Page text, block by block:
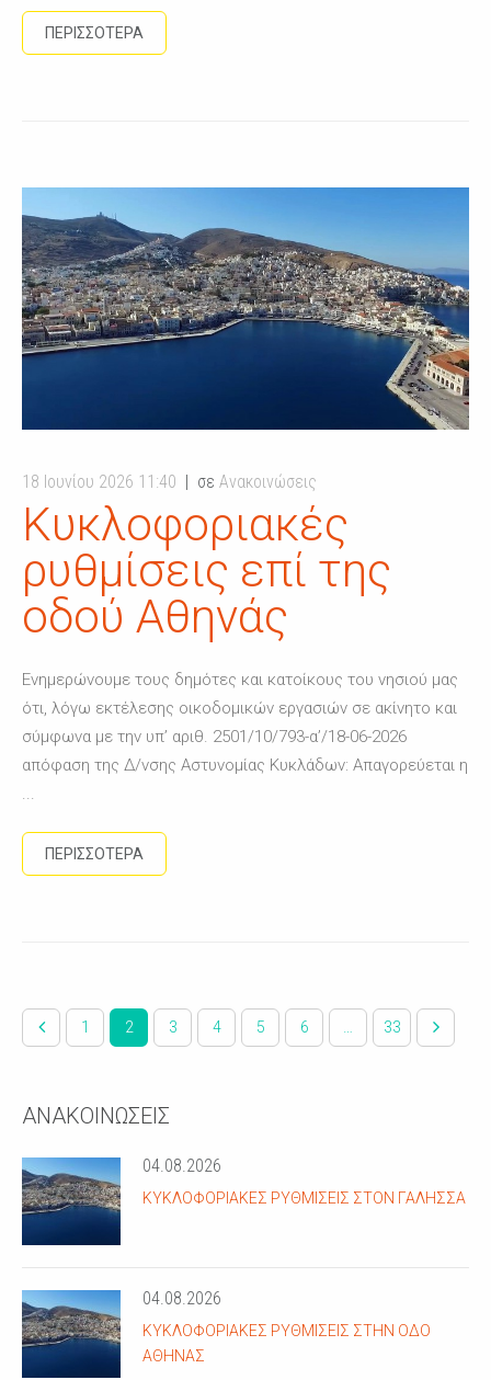
ΠΕΡΙΣΣΟΤΕΡΑ
18 Ιουνίου 2026 11:40 σε Ανακοινώσεις
Κυκλοφοριακές
ρυθμίσεις επί της
οδού Αθηνάς
Ενημερώνουμε τους δημότες και κατοίκους του νησιού μας
ότι, λόγω εκτέλεσης οικοδομικών εργασιών σε ακίνητο και
σύμφωνα με την υπ’ αριθ. 2501/10/793-α’/18-06-2026
απόφαση της Δ/νσης Αστυνομίας Κυκλάδων: Απαγορεύεται η
...
ΠΕΡΙΣΣΟΤΕΡΑ
1 2 3 4 5 6 … 33
ΑΝΑΚΟΙΝΩΣΕΙΣ
04.08.2026
ΚΥΚΛΟΦΟΡΙΑΚΈΣ ΡΥΘΜΊΣΕΙΣ ΣΤΟΝ ΓΑΛΗΣΣΆ
04.08.2026
ΚΥΚΛΟΦΟΡΙΑΚΈΣ ΡΥΘΜΊΣΕΙΣ ΣΤΗΝ ΟΔΌ
ΑΘΗΝΆΣ